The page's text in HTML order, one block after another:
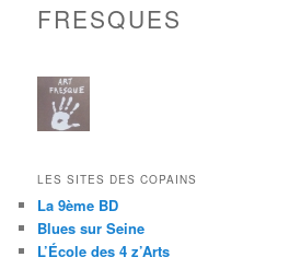
FRESQUES
LES SITES DES COPAINS
La 9ème BD
Blues sur Seine
L’École des 4 z’Arts